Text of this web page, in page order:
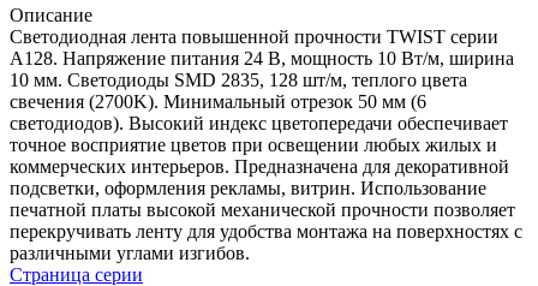
Описание
Светодиодная лента повышенной прочности TWIST серии
A128. Напряжение питания 24 В, мощность 10 Вт/м, ширина
10 мм. Светодиоды SMD 2835, 128 шт/м, теплого цвета
свечения (2700K). Минимальный отрезок 50 мм (6
светодиодов). Высокий индекс цветопередачи обеспечивает
точное восприятие цветов при освещении любых жилых и
коммерческих интерьеров. Предназначена для декоративной
подсветки, оформления рекламы, витрин. Использование
печатной платы высокой механической прочности позволяет
перекручивать ленту для удобства монтажа на поверхностях с
различными углами изгибов.
Страница серии